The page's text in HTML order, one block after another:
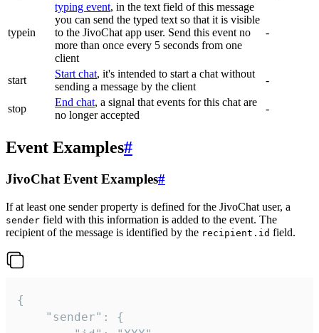
typein
typing event, in the text field of this message
you can send the typed text so that it is visible
to the JivoChat app user. Send this event no
more than once every 5 seconds from one
client
-
start
Start chat, it's intended to start a chat without
sending a message by the client
-
stop
End chat, a signal that events for this chat are
no longer accepted
-
Event Examples#
JivoChat Event Examples#
If at least one sender property is defined for the JivoChat user, a
sender field with this information is added to the event. The
recipient of the message is identified by the recipient.id field.
{